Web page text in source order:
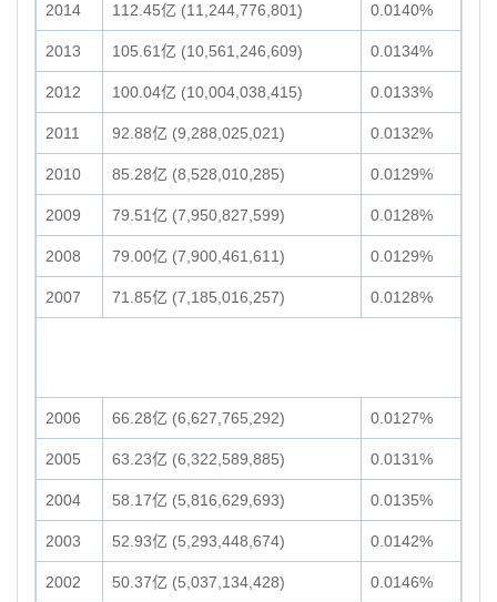
2014 112.45亿 (11,244,776,801) 0.0140%
2013 105.61亿 (10,561,246,609) 0.0134%
2012 100.04亿 (10,004,038,415) 0.0133%
2011 92.88亿 (9,288,025,021) 0.0132%
2010 85.28亿 (8,528,010,285) 0.0129%
2009 79.51亿 (7,950,827,599) 0.0128%
2008 79.00亿 (7,900,461,611) 0.0129%
2007 71.85亿 (7,185,016,257) 0.0128%
2006 66.28亿 (6,627,765,292) 0.0127%
2005 63.23亿 (6,322,589,885) 0.0131%
2004 58.17亿 (5,816,629,693) 0.0135%
2003 52.93亿 (5,293,448,674) 0.0142%
2002 50.37亿 (5,037,134,428) 0.0146%